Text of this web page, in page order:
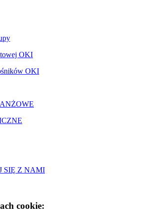
OKI
OKI
SIĘ Z NAMI
cookie: